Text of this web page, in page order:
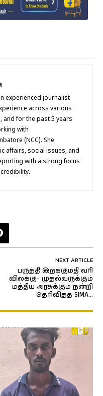
experienced journalist
across various
and for the past 5 years
with
(NCC). She
affairs, social issues, and
with a strong focus
NEXT ARTICLE
பருத்தி இறக்குமதி வரி
விலக்கு- முதல்வருக்கும்
மத்திய அரசுக்கும் நன்றி
தெரிவித்த SIMA…